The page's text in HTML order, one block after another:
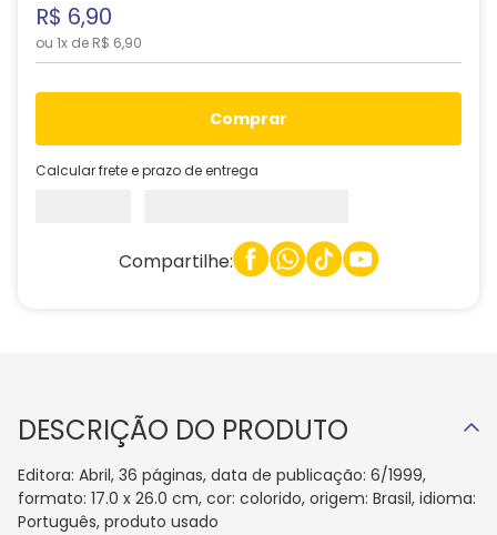
R$ 6,90
ou 1x de R$ 6,90
comprar
Calcular frete e prazo de entrega
Compartilhe:
DESCRIÇÃO DO PRODUTO
Editora: Abril, 36 páginas, data de publicação: 6/1999,
formato: 17.0 x 26.0 cm, cor: colorido, origem: Brasil, idioma:
Português, produto usado